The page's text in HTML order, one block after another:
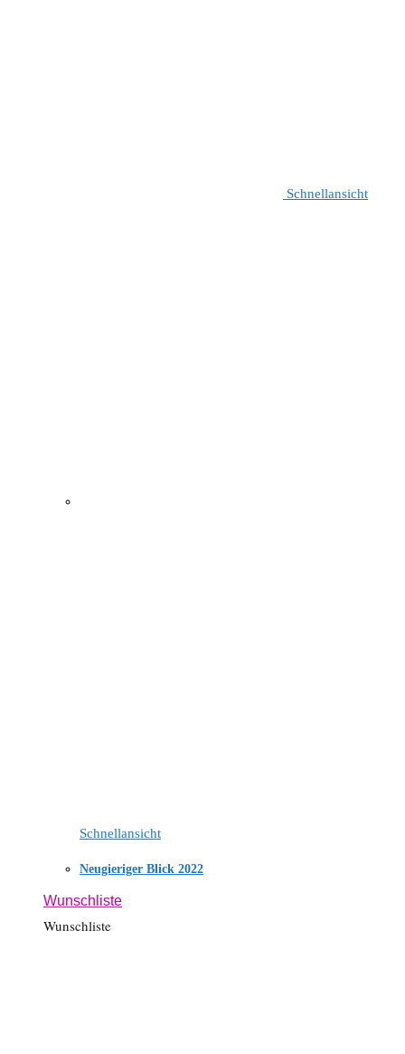
Schnellansicht
Schnellansicht
Neugieriger Blick 2022
Wunschliste
Wunschliste